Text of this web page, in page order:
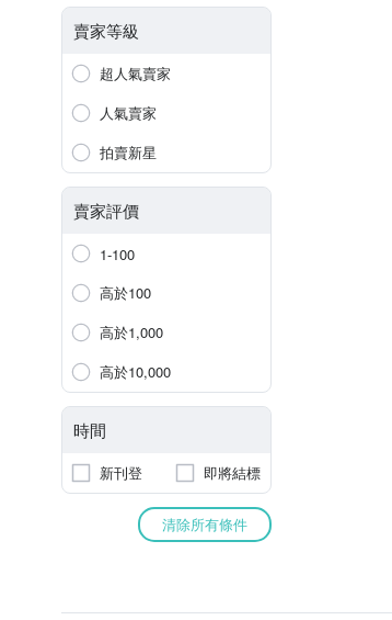
賣家等級
超人氣賣家
人氣賣家
拍賣新星
賣家評價
1-100
高於100
高於1,000
高於10,000
時間
新刊登 即將結標
清除所有條件